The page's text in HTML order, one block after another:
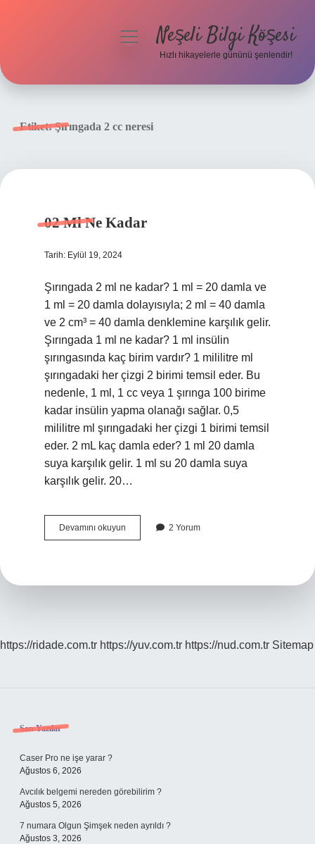
menüyüNeşeli Bilgi Köşesi
Hızlı hikayelerle gününü şenlendir!
Etiket:Şırıngada 2 cc neresi
02 Ml Ne Kadar
Tarih: Eylül 19, 2024
Şırıngada 2 ml ne kadar? 1 ml = 20 damla ve
1 ml = 20 damla dolayısıyla; 2 ml = 40 damla
ve 2 cm³ = 40 damla denklemine karşılık gelir.
Şırıngada 1 ml ne kadar? 1 ml insülin
şırıngasında kaç birim vardır? 1 mililitre ml
şırıngadaki her çizgi 2 birimi temsil eder. Bu
nedenle, 1 ml, 1 cc veya 1 şırınga 100 birime
kadar insülin yapma olanağı sağlar. 0,5
mililitre ml şırıngadaki her çizgi 1 birimi temsil
eder. 2 mL kaç damla eder? 1 ml 20 damla
suya karşılık gelir. 1 ml su 20 damla suya
karşılık gelir. 20…
Devamını okuyun
Ml
2 Yorum
https://ridade.com.tr https://yuv.com.tr https://nud.com.tr Sitemap
Sidebar
Son Yazılar
Caser Pro ne işe yarar ?
Ağustos 6, 2026
Avcılık belgemi nereden görebilirim ?
Ağustos 5, 2026
7 numara Olgun Şimşek neden ayrıldı ?
Ağustos 3, 2026